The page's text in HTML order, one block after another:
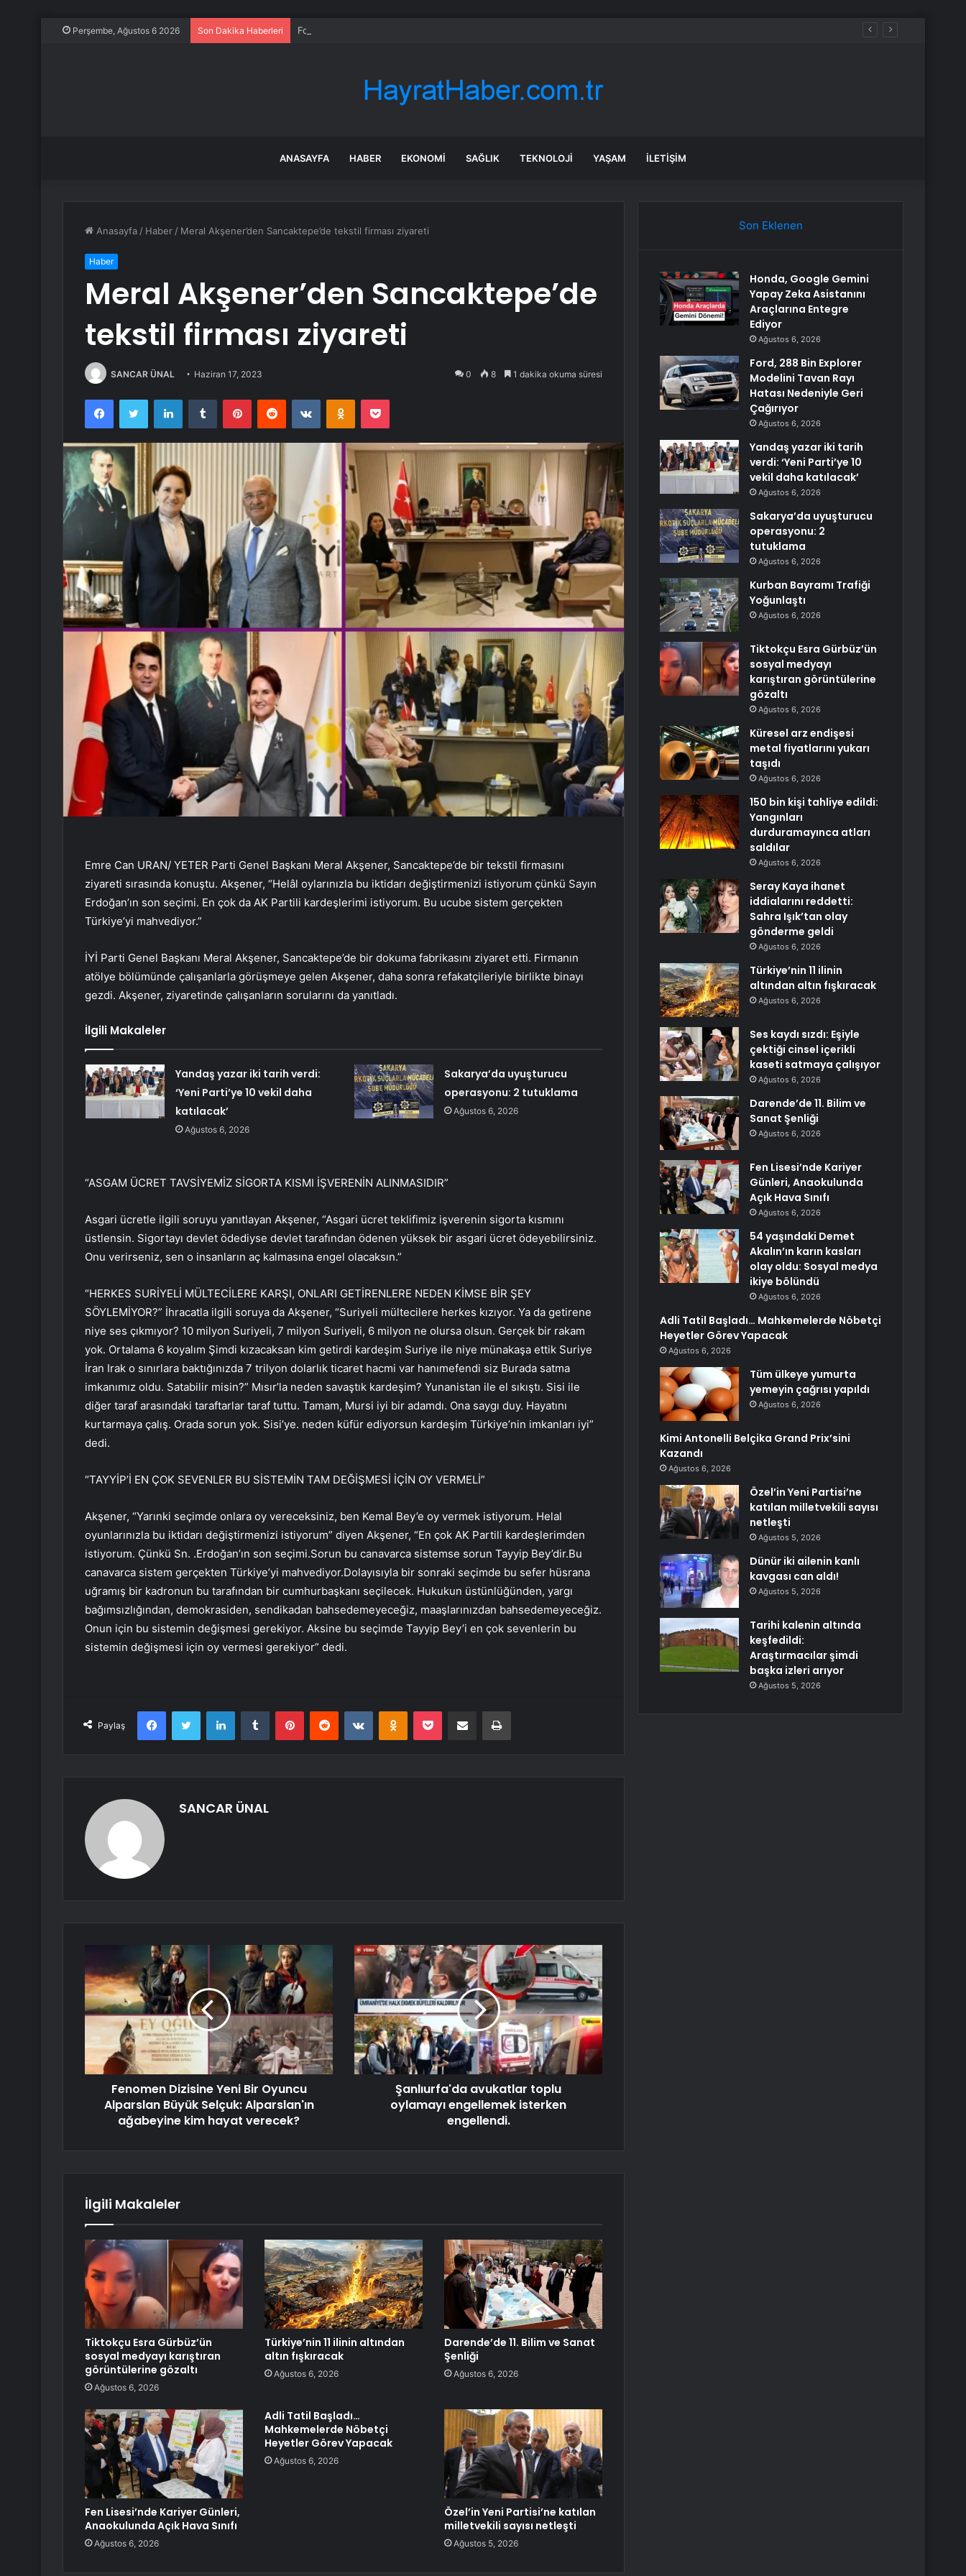
Perşembe, Ağustos 6 2026 Son Dakika Haberleri Ford, 288 Bin Explorer Modelini Tavan Rayı Hatası Nedeniyle Geri Çağırıyor
ANASAYFA HABER EKONOMI SAĞLIK TEKNOLOJI YAŞAM İLETIŞIM
Anasayfa / Haber / Meral Akşener’den Sancaktepe’de tekstil firması ziyareti
Haber
Meral Akşener’den Sancaktepe’de
tekstil firması ziyareti
SANCAR ÜNAL Haziran 17, 2023 0 8 1 dakika okuma süresi
FacebookTwitter LinkedInTumblr PinterestReddit VKontakteOdnoklassniki
Pocket
Emre Can URAN/ YETER Parti Genel Başkanı Meral Akşener, Sancaktepe’de bir tekstil firmasını
ziyareti sırasında konuştu. Akşener, “Helâl oylarınızla bu iktidarı değiştirmenizi istiyorum çünkü Sayın
Erdoğan’ın son seçimi. En çok da AK Partili kardeşlerimi istiyorum. Bu ucube sistem gerçekten
Türkiye’yi mahvediyor.”
İYİ Parti Genel Başkanı Meral Akşener, Sancaktepe’de bir dokuma fabrikasını ziyaret etti. Firmanın
atölye bölümünde çalışanlarla görüşmeye gelen Akşener, daha sonra refakatçileriyle birlikte binayı
gezdi. Akşener, ziyaretinde çalışanların sorularını da yanıtladı.
İlgili Makaleler
Yandaş yazar iki tarih verdi:
‘Yeni Parti’ye 10 vekil daha
katılacak’
Ağustos 6, 2026
Sakarya’da uyuşturucu
operasyonu: 2 tutuklama
Ağustos 6, 2026
“ASGAM ÜCRET TAVSİYEMİZ SİGORTA KISMI İŞVERENİN ALINMASIDIR”
Asgari ücretle ilgili soruyu yanıtlayan Akşener, “Asgari ücret teklifimiz işverenin sigorta kısmını
üstlensin. Sigortayı devlet ödediyse devlet tarafından ödenen yüksek bir asgari ücret ödeyebilirsiniz.
Onu verirseniz, sen o insanların aç kalmasına engel olacaksın.”
“HERKES SURİYELİ MÜLTECİLERE KARŞI, ONLARI GETİRENLERE NEDEN KİMSE BİR ŞEY
SÖYLEMİYOR?” İhracatla ilgili soruya da Akşener, “Suriyeli mültecilere herkes kızıyor. Ya da getirene
niye ses çıkmıyor? 10 milyon Suriyeli, 7 milyon Suriyeli, 6 milyon ne olursa olsun. Gerçek bir rakam
yok. Ortalama 6 koyalım Şimdi kızacaksan kim getirdi kardeşim Suriye ile niye münakaşa ettik Suriye
İran Irak o sınırlara baktığınızda 7 trilyon dolarlık ticaret hacmi var hanımefendi siz Burada satma
imkanımız oldu. Satabilir misin?” Mısır’la neden savaştık kardeşim? Yunanistan ile el sıkıştı. Sisi ile
diğer taraf arasındaki taraftarlar taraf tuttu. Tamam, Mursi iyi bir adamdı. Ona saygı duy. Hayatını
kurtarmaya çalış. Orada sorun yok. Sisi’ye. neden küfür ediyorsun kardeşim Türkiye’nin imkanları iyi”
dedi.
“TAYYİP’İ EN ÇOK SEVENLER BU SİSTEMİN TAM DEĞİŞMESİ İÇİN OY VERMELİ”
Akşener, “Yarınki seçimde onlara oy vereceksiniz, ben Kemal Bey’e oy vermek istiyorum. Helal
oyunlarınızla bu iktidarı değiştirmenizi istiyorum” diyen Akşener, “En çok AK Partili kardeşlerimden
istiyorum. Çünkü Sn. .Erdoğan’ın son seçimi.Sorun bu canavarca sistemse sorun Tayyip Bey’dir.Bu
canavarca sistem gerçekten Türkiye’yi mahvediyor.Dolayısıyla bir sonraki seçimde bu sefer hüsrana
uğramış bir kadronun bu tarafından bir cumhurbaşkanı seçilecek. Hukukun üstünlüğünden, yargı
bağımsızlığından, demokrasiden, sendikadan bahsedemeyeceğiz, maaşlarınızdan bahsedemeyeceğiz.
Onun için bu sistemin değişmesi gerekiyor. Aksine bu seçimde Tayyip Bey’i en çok sevenlerin bu
sistemin değişmesi için oy vermesi gerekiyor” dedi.
Paylaş
FacebookTwitter LinkedInTumblr PinterestReddit VKontakteOdnoklassniki
Pocket E-Posta ile paylaş Yazdır
SANCAR ÜNAL
Fenomen Dizisine Yeni Bir Oyuncu
Alparslan Büyük Selçuk: Alparslan'ın
ağabeyine kim hayat verecek?
Şanlıurfa'da avukatlar toplu
oylamayı engellemek isterken
engellendi.
İlgili Makaleler
Tiktokçu Esra Gürbüz’ün
sosyal medyayı karıştıran
görüntülerine gözaltı
Ağustos 6, 2026
Türkiye’nin 11 ilinin altından
altın fışkıracak
Ağustos 6, 2026
Darende’de 11. Bilim ve Sanat
Şenliği
Ağustos 6, 2026
Fen Lisesi’nde Kariyer Günleri,
Anaokulunda Açık Hava Sınıfı
Ağustos 6, 2026
Adli Tatil Başladı…
Mahkemelerde Nöbetçi
Heyetler Görev Yapacak
Ağustos 6, 2026
Özel’in Yeni Partisi’ne katılan
milletvekili sayısı netleşti
Ağustos 5, 2026
Son Eklenen
Honda, Google Gemini
Yapay Zeka Asistanını
Araçlarına Entegre
Ediyor
Ağustos 6, 2026
Ford, 288 Bin Explorer
Modelini Tavan Rayı
Hatası Nedeniyle Geri
Çağırıyor
Ağustos 6, 2026
Yandaş yazar iki tarih
verdi: ‘Yeni Parti’ye 10
vekil daha katılacak’
Ağustos 6, 2026
Sakarya’da uyuşturucu
operasyonu: 2
tutuklama
Ağustos 6, 2026
Kurban Bayramı Trafiği
Yoğunlaştı
Ağustos 6, 2026
Tiktokçu Esra Gürbüz’ün
sosyal medyayı
karıştıran görüntülerine
gözaltı
Ağustos 6, 2026
Küresel arz endişesi
metal fiyatlarını yukarı
taşıdı
Ağustos 6, 2026
150 bin kişi tahliye edildi:
Yangınları
durduramayınca atları
saldılar
Ağustos 6, 2026
Seray Kaya ihanet
iddialarını reddetti:
Sahra Işık’tan olay
gönderme geldi
Ağustos 6, 2026
Türkiye’nin 11 ilinin
altından altın fışkıracak
Ağustos 6, 2026
Ses kaydı sızdı: Eşiyle
çektiği cinsel içerikli
kaseti satmaya çalışıyor
Ağustos 6, 2026
Darende’de 11. Bilim ve
Sanat Şenliği
Ağustos 6, 2026
Fen Lisesi’nde Kariyer
Günleri, Anaokulunda
Açık Hava Sınıfı
Ağustos 6, 2026
54 yaşındaki Demet
Akalın’ın karın kasları
olay oldu: Sosyal medya
ikiye bölündü
Ağustos 6, 2026
Adli Tatil Başladı… Mahkemelerde Nöbetçi
Heyetler Görev Yapacak
Ağustos 6, 2026
Tüm ülkeye yumurta
yemeyin çağrısı yapıldı
Ağustos 6, 2026
Kimi Antonelli Belçika Grand Prix’sini
Kazandı
Ağustos 6, 2026
Özel’in Yeni Partisi’ne
katılan milletvekili sayısı
netleşti
Ağustos 5, 2026
Dünür iki ailenin kanlı
kavgası can aldı!
Ağustos 5, 2026
Tarihi kalenin altında
keşfedildi:
Araştırmacılar şimdi
başka izleri arıyor
Ağustos 5, 2026